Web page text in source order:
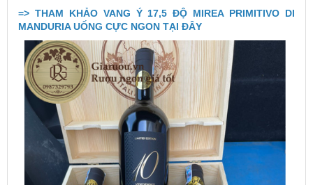
=> THAM KHẢO VANG Ý 17,5 ĐỘ MIREA PRIMITIVO DI
MANDURIA UỐNG CỰC NGON TẠI ĐÂY